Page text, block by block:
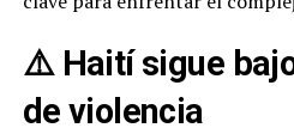
⚠️ Haití sigue
de violencia